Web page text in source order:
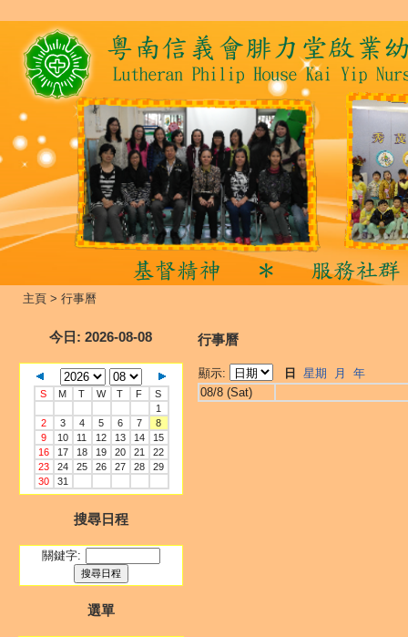
主頁 > 行事曆
今日 : 2026-08-08
S M T W T F
S
1
2
3 4 5 6 7
8
9
10 11 12 13 14
15
16
17 18 19 20 21
22
23
24 25 26 27 28
29
30
31
搜尋日程
關鍵字:
選單
行事曆
顯示: 日 星期 月
年
08/8 (Sat)